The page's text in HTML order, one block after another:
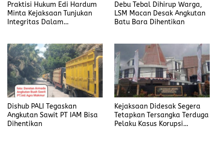
Praktisi Hukum Edi Hardum
Minta Kejaksaan Tunjukan
Integritas Dalam
Haryanto
Debu Tebal Dihirup Warga,
LSM Macan Desak Angkutan
Batu Bara Dihentikan
Dishub PALI Tegaskan
Angkutan Sawit PT IAM Bisa
Dihentikan
Kejaksaan Didesak Segera
Tetapkan Tersangka Terduga
Pelaku Kasus Korupsi